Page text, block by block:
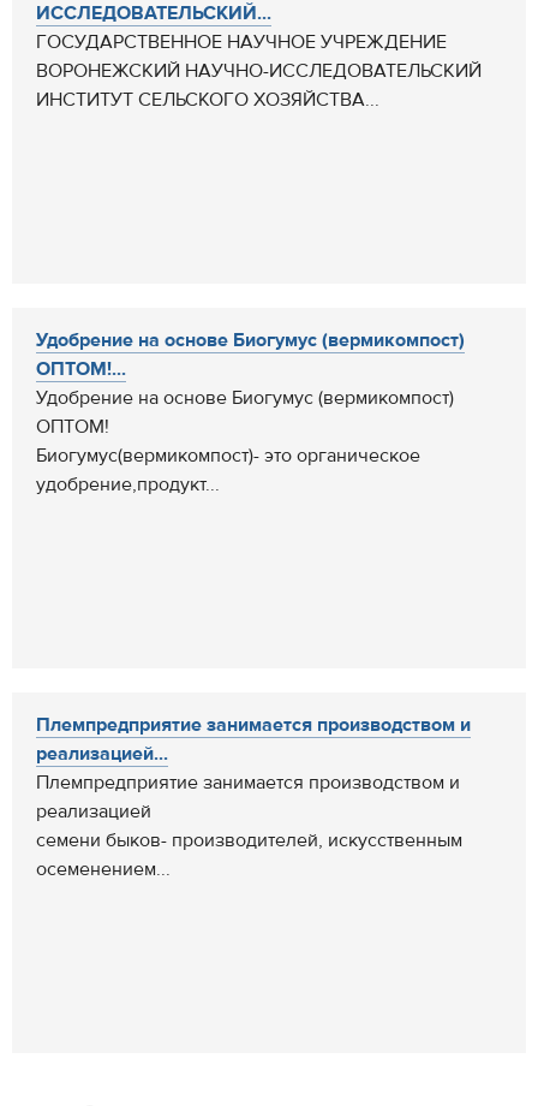
ИССЛЕДОВАТЕЛЬСКИЙ...
ГОСУДАРСТВЕННОЕ НАУЧНОЕ УЧРЕЖДЕНИЕ
ВОРОНЕЖСКИЙ НАУЧНО-ИССЛЕДОВАТЕЛЬСКИЙ
ИНСТИТУТ СЕЛЬСКОГО ХОЗЯЙСТВА...
Удобрение на основе Биогумус (вермикомпост)
ОПТОМ!...
Удобрение на основе Биогумус (вермикомпост)
ОПТОМ!
Биогумус(вермикомпост)- это органическое
удобрение,продукт...
Племпредприятие занимается производством и
реализацией...
Племпредприятие занимается производством и
реализацией
семени быков- производителей, искусственным
осеменением...